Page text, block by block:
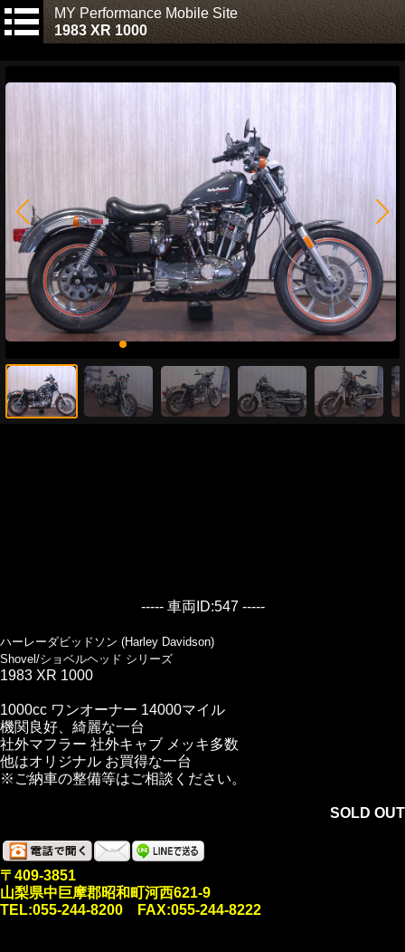
MY Performance Mobile Site
1983 XR 1000
----- 車両ID:547 -----
ハーレーダビッドソン (Harley Davidson)
Shovel/ショベルヘッド シリーズ
1983 XR 1000
1000cc ワンオーナー 14000マイル
機関良好、綺麗な一台
社外マフラー 社外キャブ メッキ多数
他はオリジナル お買得な一台
※ご納車の整備等はご相談ください。
SOLD OUT
〒409-3851
山梨県中巨摩郡昭和町河西621-9
TEL:055-244-8200 FAX:055-244-8222